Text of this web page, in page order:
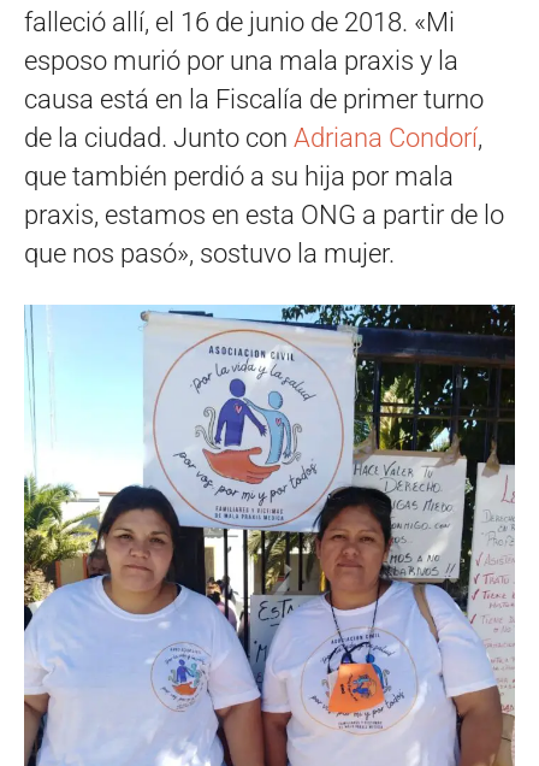
falleció allí, el 16 de junio de 2018. «Mi
esposo murió por una mala praxis y la
causa está en la Fiscalía de primer turno
de la ciudad. Junto con Adriana Condorí,
que también perdió a su hija por mala
praxis, estamos en esta ONG a partir de lo
que nos pasó», sostuvo la mujer.